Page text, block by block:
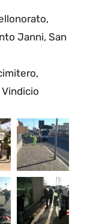
Janni, San